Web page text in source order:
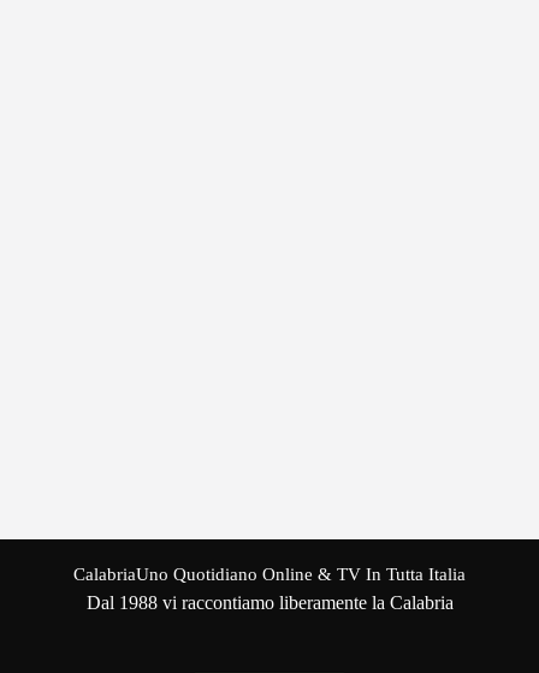
CalabriaUno Quotidiano Online & TV In Tutta Italia
Dal 1988 vi raccontiamo liberamente la Calabria